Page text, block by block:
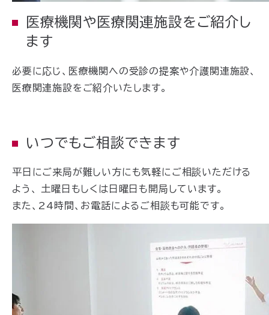
医療機関や医療関連施設をご紹介し
ます
必要に応じ、医療機関への受診の提案や介護関連施設、
医療関連施設をご紹介いたします。
いつでもご相談できます
平日にご来局が難しい方にも気軽にご相談いただける
よう、 土曜日もしくは日曜日も開局しています。
また、24時間、お電話によるご相談も可能です。